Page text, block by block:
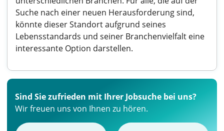
Suche nach einer neuen Herausforderung sind,
könnte dieser Standort aufgrund seines
Lebensstandards und seiner Branchenvielfalt eine
interessante Option darstellen.
Sind Sie zufrieden mit Ihrer Jobsuche bei uns?
Wir freuen uns von Ihnen zu hören.